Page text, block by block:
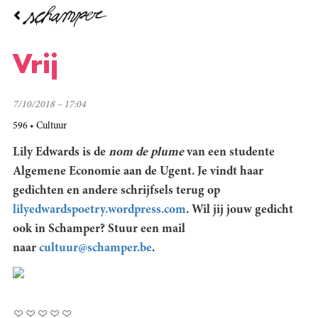
Overslaan
inhoudVrij
7/10/2018 – 17:04
596 Cultuur
Lily Edwards is de nom de plumevan een studente
Algemene Economie aan de Ugent. Je vindt haar
gedichten en andere schrijfsels terug op
lilyedwardspoetry.wordpress.com. Wil jij jouw gedicht
ook in Schamper? Stuur een mail
naar cultuur@schamper.be.